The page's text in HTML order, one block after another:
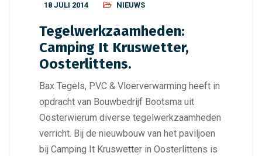
18 JULI 2014 NIEUWS
Tegelwerkzaamheden:
Camping It Kruswetter,
Oosterlittens.
Bax Tegels, PVC & Vloerverwarming heeft in
opdracht van Bouwbedrijf Bootsma uit
Oosterwierum diverse tegelwerkzaamheden
verricht. Bij de nieuwbouw van het paviljoen
bij Camping It Kruswetter in Oosterlittens is